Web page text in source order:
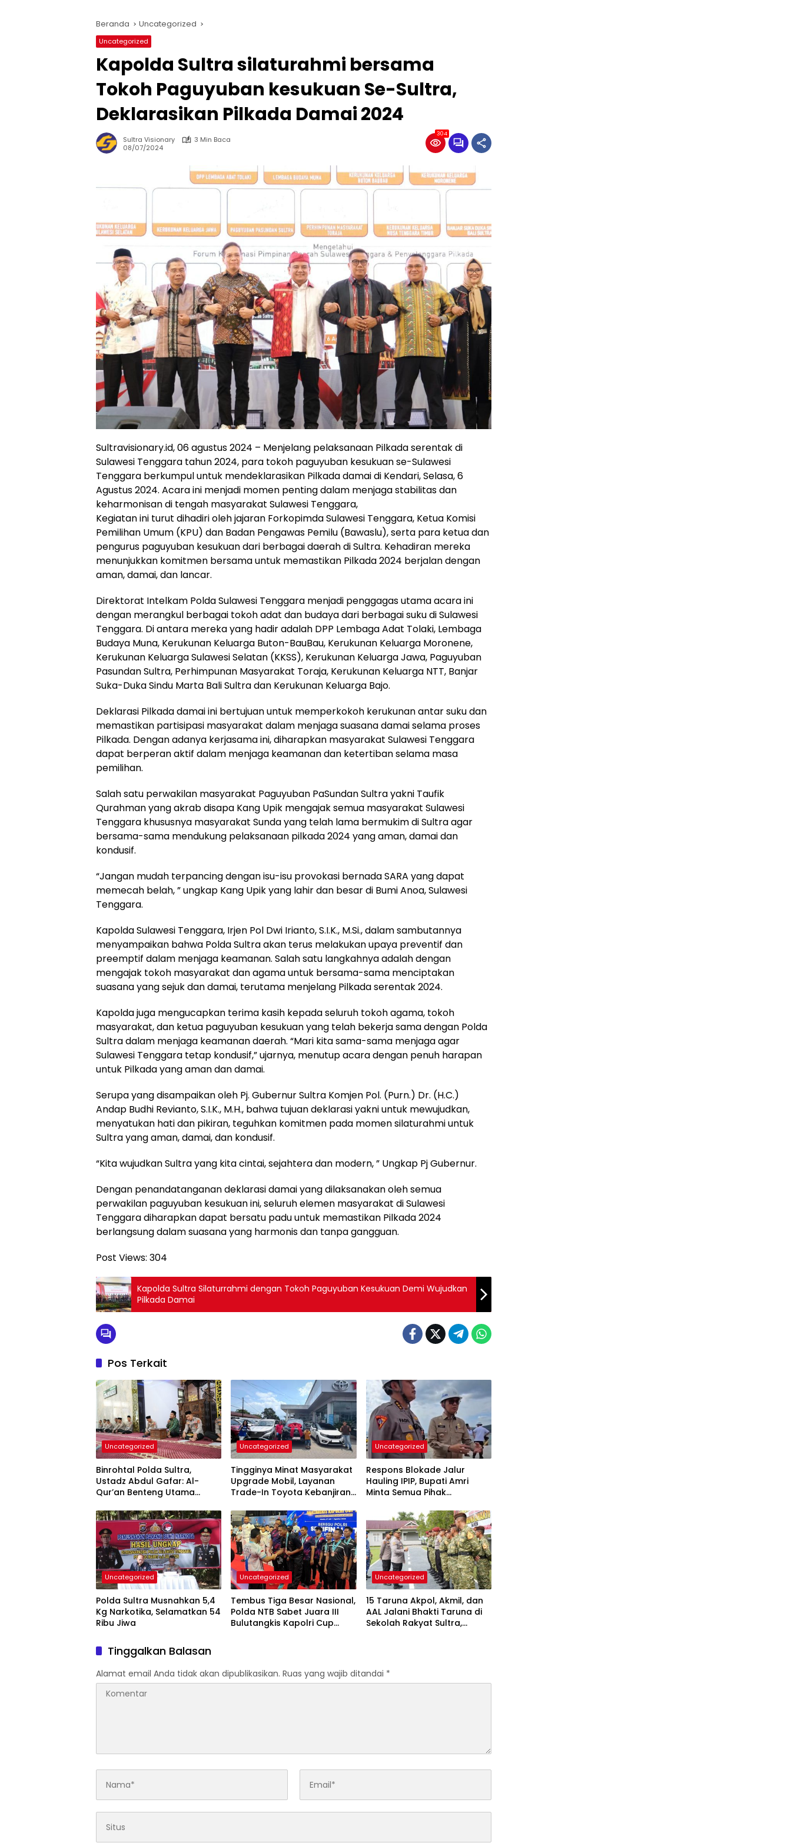
Beranda Uncategorized
Uncategorized
Kapolda Sultra silaturahmi bersama
Tokoh Paguyuban kesukuan Se-Sultra,
Deklarasikan Pilkada Damai 2024
Sultra Visionary
3 Min Baca
08/07/2024
304
Sultravisionary.id, 06 agustus 2024 – Menjelang pelaksanaan Pilkada serentak di
Sulawesi Tenggara tahun 2024, para tokoh paguyuban kesukuan se-Sulawesi
Tenggara berkumpul untuk mendeklarasikan Pilkada damai di Kendari, Selasa, 6
Agustus 2024. Acara ini menjadi momen penting dalam menjaga stabilitas dan
keharmonisan di tengah masyarakat Sulawesi Tenggara,
Kegiatan ini turut dihadiri oleh jajaran Forkopimda Sulawesi Tenggara, Ketua Komisi
Pemilihan Umum (KPU) dan Badan Pengawas Pemilu (Bawaslu), serta para ketua dan
pengurus paguyuban kesukuan dari berbagai daerah di Sultra. Kehadiran mereka
menunjukkan komitmen bersama untuk memastikan Pilkada 2024 berjalan dengan
aman, damai, dan lancar.
Direktorat Intelkam Polda Sulawesi Tenggara menjadi penggagas utama acara ini
dengan merangkul berbagai tokoh adat dan budaya dari berbagai suku di Sulawesi
Tenggara. Di antara mereka yang hadir adalah DPP Lembaga Adat Tolaki, Lembaga
Budaya Muna, Kerukunan Keluarga Buton-BauBau, Kerukunan Keluarga Moronene,
Kerukunan Keluarga Sulawesi Selatan (KKSS), Kerukunan Keluarga Jawa, Paguyuban
Pasundan Sultra, Perhimpunan Masyarakat Toraja, Kerukunan Keluarga NTT, Banjar
Suka-Duka Sindu Marta Bali Sultra dan Kerukunan Keluarga Bajo.
Deklarasi Pilkada damai ini bertujuan untuk memperkokoh kerukunan antar suku dan
memastikan partisipasi masyarakat dalam menjaga suasana damai selama proses
Pilkada. Dengan adanya kerjasama ini, diharapkan masyarakat Sulawesi Tenggara
dapat berperan aktif dalam menjaga keamanan dan ketertiban selama masa
pemilihan.
Salah satu perwakilan masyarakat Paguyuban PaSundan Sultra yakni Taufik
Qurahman yang akrab disapa Kang Upik mengajak semua masyarakat Sulawesi
Tenggara khususnya masyarakat Sunda yang telah lama bermukim di Sultra agar
bersama-sama mendukung pelaksanaan pilkada 2024 yang aman, damai dan
kondusif.
“Jangan mudah terpancing dengan isu-isu provokasi bernada SARA yang dapat
memecah belah, ” ungkap Kang Upik yang lahir dan besar di Bumi Anoa, Sulawesi
Tenggara.
Kapolda Sulawesi Tenggara, Irjen Pol Dwi Irianto, S.I.K., M.Si., dalam sambutannya
menyampaikan bahwa Polda Sultra akan terus melakukan upaya preventif dan
preemptif dalam menjaga keamanan. Salah satu langkahnya adalah dengan
mengajak tokoh masyarakat dan agama untuk bersama-sama menciptakan
suasana yang sejuk dan damai, terutama menjelang Pilkada serentak 2024.
Kapolda juga mengucapkan terima kasih kepada seluruh tokoh agama, tokoh
masyarakat, dan ketua paguyuban kesukuan yang telah bekerja sama dengan Polda
Sultra dalam menjaga keamanan daerah. “Mari kita sama-sama menjaga agar
Sulawesi Tenggara tetap kondusif,” ujarnya, menutup acara dengan penuh harapan
untuk Pilkada yang aman dan damai.
Serupa yang disampaikan oleh Pj. Gubernur Sultra Komjen Pol. (Purn.) Dr. (H.C.)
Andap Budhi Revianto, S.I.K., M.H., bahwa tujuan deklarasi yakni untuk mewujudkan,
menyatukan hati dan pikiran, teguhkan komitmen pada momen silaturahmi untuk
Sultra yang aman, damai, dan kondusif.
“Kita wujudkan Sultra yang kita cintai, sejahtera dan modern, ” Ungkap Pj Gubernur.
Dengan penandatanganan deklarasi damai yang dilaksanakan oleh semua
perwakilan paguyuban kesukuan ini, seluruh elemen masyarakat di Sulawesi
Tenggara diharapkan dapat bersatu padu untuk memastikan Pilkada 2024
berlangsung dalam suasana yang harmonis dan tanpa gangguan.
Post Views: 304
Kapolda Sultra Silaturrahmi dengan Tokoh Paguyuban Kesukuan Demi Wujudkan
Pilkada Damai
Pos Terkait
Uncategorized
Binrohtal Polda Sultra,
Ustadz Abdul Gafar: Al-
Qur’an Benteng Utama
Penyimpangan Sosial
Uncategorized
Tingginya Minat Masyarakat
Upgrade Mobil, Layanan
Trade-In Toyota Kebanjiran
Uncategorized
Respons Blokade Jalur
Hauling IPIP, Bupati Amri
Minta Semua Pihak
Kepastian Hukum
Uncategorized
Polda Sultra Musnahkan 5,4
Kg Narkotika, Selamatkan 54
Ribu Jiwa
Uncategorized
Tembus Tiga Besar Nasional,
Polda NTB Sabet Juara III
Bulutangkis Kapolri Cup
Uncategorized
15 Taruna Akpol, Akmil, dan
AAL Jalani Bhakti Taruna di
Sekolah Rakyat Sultra,
Tinggalkan Balasan
Alamat email Anda tidak akan dipublikasikan. Ruas yang wajib ditandai *